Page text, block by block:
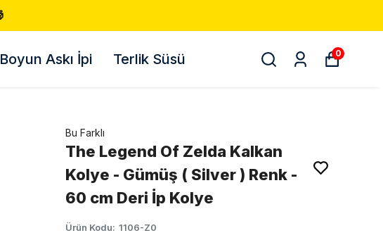
Boyun Askı İpi Terlik Süsü 0
Bu Farklı
The Legend Of Zelda Kalkan
Kolye - Gümüş ( Silver ) Renk -
60 cm Deri İp Kolye
Ürün Kodu: 1106-Z0